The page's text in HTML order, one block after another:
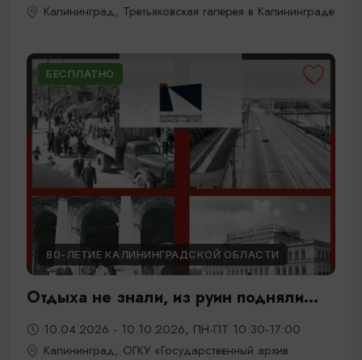
Калининград, Третьяковская галерея в Калининграде
БЕСПЛАТНО
80-ЛЕТИЕ КАЛИНИНГРАДСКОЙ ОБЛАСТИ
Отдыха не знали, из руин подняли...
10.04.2026 - 10.10.2026, ПН-ПТ 10:30-17:00
Калининград, ОГКУ «Государственный архив